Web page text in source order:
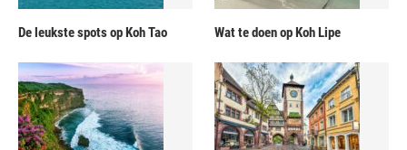
De leukste spots op Koh Tao Wat te doen op Koh Lipe